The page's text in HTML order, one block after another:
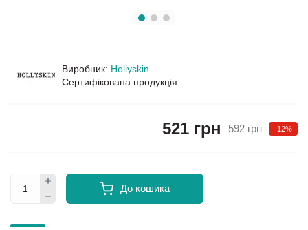
Виробник: Hollyskin
Сертифікована продукція
592 грн -12%
521 грн
До кошика